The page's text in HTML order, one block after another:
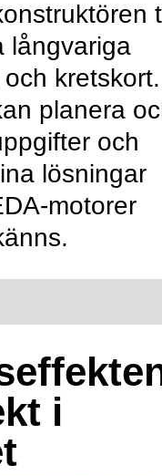
långvariga
kretskort.
planera
och
lösningar
motorer
i